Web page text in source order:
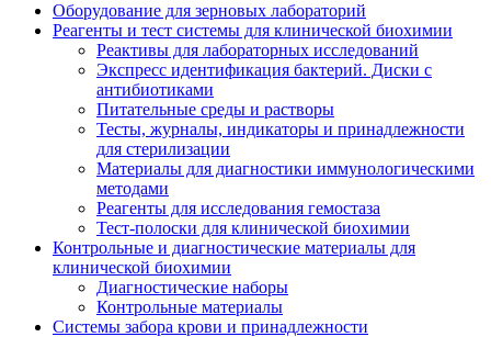
Оборудование для зерновых лабораторий
Реагенты и тест системы для клинической биохимии
Реактивы для лабораторных исследований
Экспресс идентификация бактерий. Диски с
антибиотиками
Питательные среды и растворы
Тесты, журналы, индикаторы и принадлежности
для стерилизации
Материалы для диагностики иммунологическими
методами
Реагенты для исследования гемостаза
Тест-полоски для клинической биохимии
Контрольные и диагностические материалы для
клинической биохимии
Диагностические наборы
Контрольные материалы
Системы забора крови и принадлежности